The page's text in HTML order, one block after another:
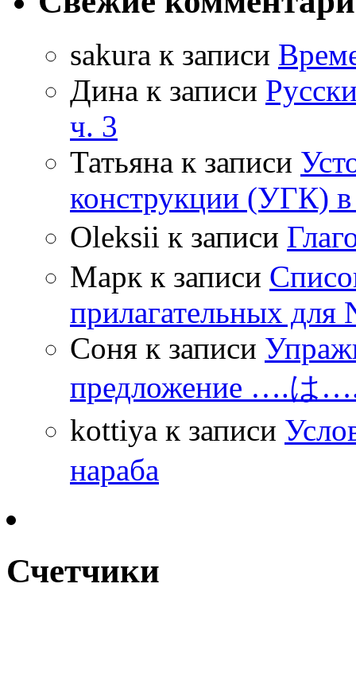
sakura к записи
Дина к записи
ч. 3
Татьяна к записи
конструкции (УГК) в
Oleksii к записи
Марк к записи
прилагательных для
Соня к записи
предложение ….は
kottiya к записи
нараба
Счетчики